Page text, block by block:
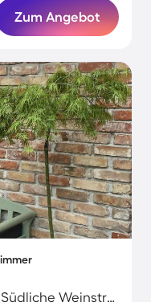
Zum Angebot
Schweigen-Rechtenbach, Südliche Weinstraße, Deutschland